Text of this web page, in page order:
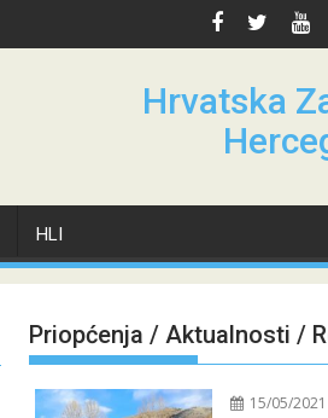
Hrvatska
HLI
Priopćenja / Aktualnosti /
15/05/2021